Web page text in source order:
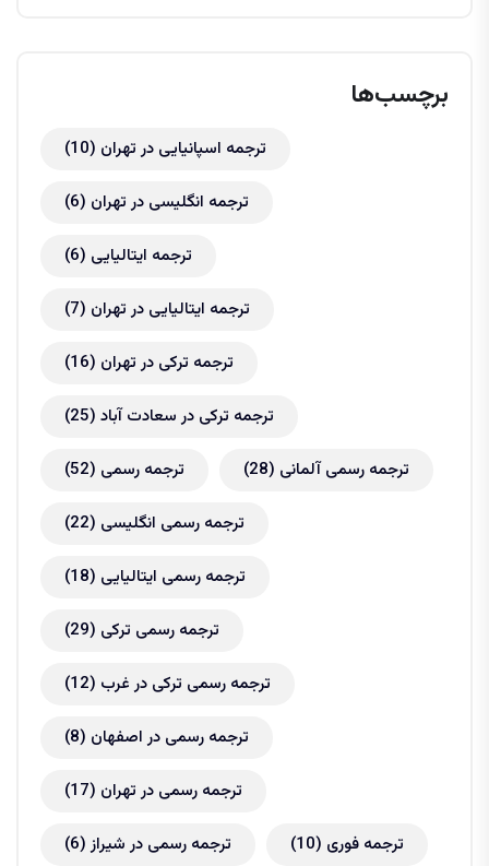
برچسب‌ها
ترجمه اسپانیایی در تهران (10)
ترجمه انگلیسی در تهران (6)
ترجمه ایتالیایی (6)
ترجمه ایتالیایی در تهران (7)
ترجمه ترکی در تهران (16)
ترجمه ترکی در سعادت آباد (25)
ترجمه رسمی (52) ترجمه رسمی آلمانی (28)
ترجمه رسمی انگلیسی (22)
ترجمه رسمی ایتالیایی (18)
ترجمه رسمی ترکی (29)
ترجمه رسمی ترکی در غرب (12)
ترجمه رسمی در اصفهان (8)
ترجمه رسمی در تهران (17)
ترجمه رسمی در شیراز(6) ترجمه فوری (10)